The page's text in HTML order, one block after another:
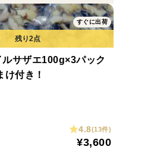
すぐに出荷
サザエ100g×3パック
け付き！
4.8(13件)
¥3,600